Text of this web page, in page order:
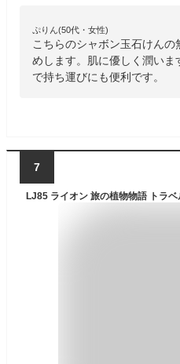
ぷりん(50代・女性)
こちらのシャボン玉石けん
めします。肌に優しく潤い
で持ち運びにも便利です。
7